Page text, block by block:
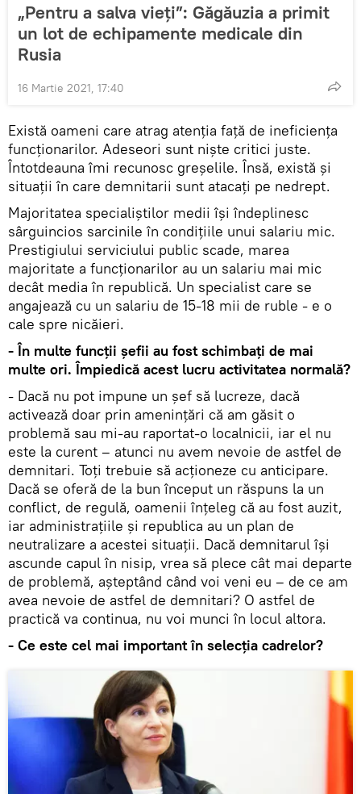
„Pentru a salva vieți”: Găgăuzia a primit
un lot de echipamente medicale din
Rusia
16 Martie 2021, 17:40
Există oameni care atrag atenția față de ineficiența
funcționarilor. Adeseori sunt niște critici juste.
Întotdeauna îmi recunosc greșelile. Însă, există și
situații în care demnitarii sunt atacați pe nedrept.
Majoritatea specialiștilor medii își îndeplinesc
sârguincios sarcinile în condițiile unui salariu mic.
Prestigiului serviciului public scade, marea
majoritate a funcționarilor au un salariu mai mic
decât media în republică. Un specialist care se
angajează cu un salariu de 15-18 mii de ruble - e o
cale spre nicăieri.
- În multe funcții șefii au fost schimbați de mai
multe ori. Împiedică acest lucru activitatea normală?
- Dacă nu pot impune un șef să lucreze, dacă
activează doar prin amenințări că am găsit o
problemă sau mi-au raportat-o localnicii, iar el nu
este la curent – atunci nu avem nevoie de astfel de
demnitari. Toți trebuie să acționeze cu anticipare.
Dacă se oferă de la bun început un răspuns la un
conflict, de regulă, oamenii înțeleg că au fost auzit,
iar administrațiile și republica au un plan de
neutralizare a acestei situații. Dacă demnitarul își
ascunde capul în nisip, vrea să plece cât mai departe
de problemă, așteptând când voi veni eu – de ce am
avea nevoie de astfel de demnitari? O astfel de
practică va continua, nu voi munci în locul altora.
- Ce este cel mai important în selecția cadrelor?